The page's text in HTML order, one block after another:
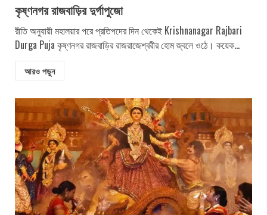
কৃষ্ণনগর রাজবাড়ির দুর্গাপুজো
রীতি অনুযায়ী মহালয়ার পরে প্রতিপদের দিন থেকেই Krishnanagar Rajbari
Durga Puja কৃষ্ণনগর রাজবাড়ির রাজরাজেশ্বরীর হোম জ্বলে ওঠে। কয়েক...
আরও পড়ুন